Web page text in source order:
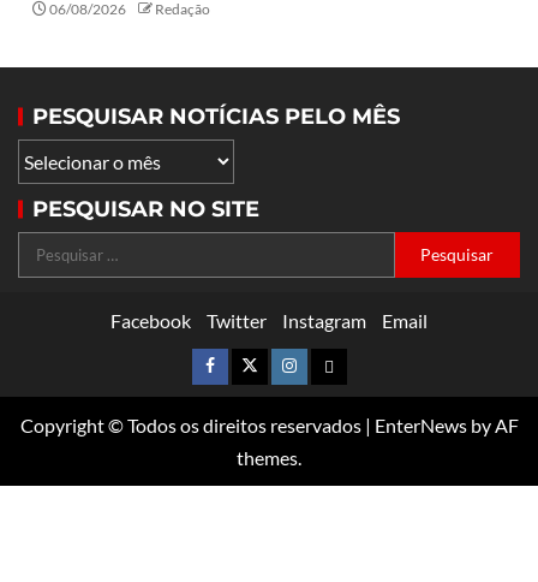
06/08/2026 Redação
PESQUISAR NOTÍCIAS PELO MÊS
PESQUISAR NO SITE
Facebook Twitter Instagram Email
Copyright © Todos os direitos reservados | EnterNewsby AF
themes.